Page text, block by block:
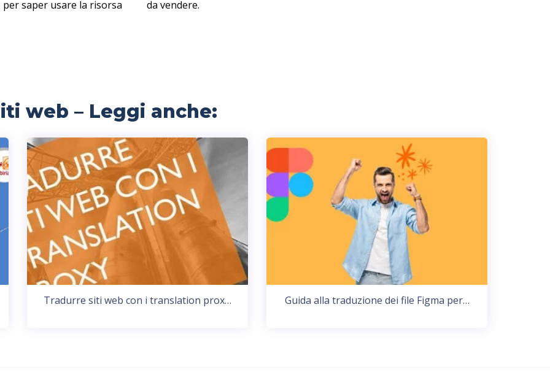
saper usare la risorsa
da vendere.
web – Leggi anche:
Tradurre siti web con i translation prox… Guida alla traduzione dei file Figma per…